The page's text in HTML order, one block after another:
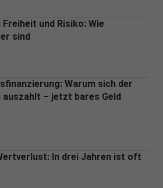
und Risiko: Wie
sind
Warum sich der
– jetzt bares Geld
In drei Jahren ist oft